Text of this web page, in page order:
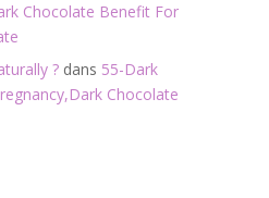
Chocolate Benefit For
?dans 55-Dark
Chocolate